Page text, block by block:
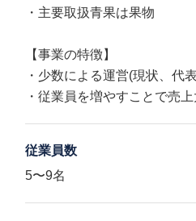
・主要取扱青果は果物
【事業の特徴】
・少数による運営(現状、代
・従業員を増やすことで売
従業員数
5〜9名